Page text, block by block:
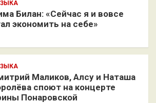
Билан: «Сейчас я и вовсе
экономить на себе»
Маликов, Алсу и Наташа
споют на концерте
Понаровской